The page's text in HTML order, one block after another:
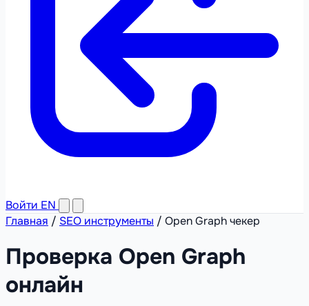
Войти EN
Главная / SEO инструменты / Open Graph чекер
Проверка Open Graph
онлайн